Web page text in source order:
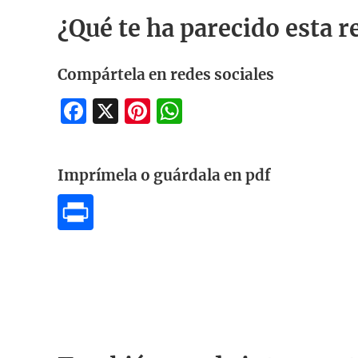
¿Qué te ha parecido esta
Compártela en redes sociales
Facebook
X Pinterest
Imprímela o guárdala en pdf